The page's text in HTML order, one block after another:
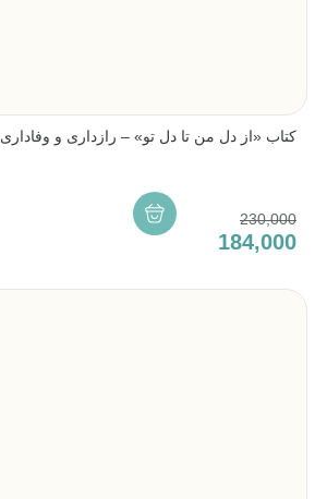
کتاب «از دل من تا دل تو» – رازداری و وفاداری
230,000
184,000